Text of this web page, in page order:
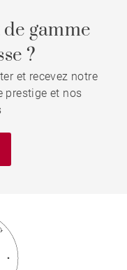
gamme
?
et recevez notre
prestige et nos